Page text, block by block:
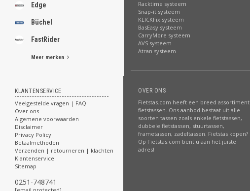
Edge
Büchel
FastRider
Meer merken
KLANTENSERVICE
Veelgestelde vragen | FAQ
Over ons
Algemene voorwaarden
Disclaimer
Privacy Policy
Betaalmethoden
Verzenden | retourneren | klachten
Klantenservice
Sitemap
0251-748741
Racktime systeem
Snap-it systeem
KLICKFix systeem
BasEasy systeem
CarryMore systeem
AVS systeem
Atran systeem
OVER ONS
Fietstas.com heeft een breed assortiment
fietstassen. Ons aanbod bestaat uit alle
soorten tassen zoals enkele fietstassen,
dubbele fietstassen, stuurtassen,
frametassen, zadeltassen. Fietstas kopen?
Op Fietstas.com bent u aan het juiste
adres!